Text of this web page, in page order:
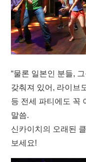
“물론 일본인 분들,
갖춰져 있어, 라이브
등 전세 파티에도 꼭
말씀.
신카이치의 오래된
보세요!